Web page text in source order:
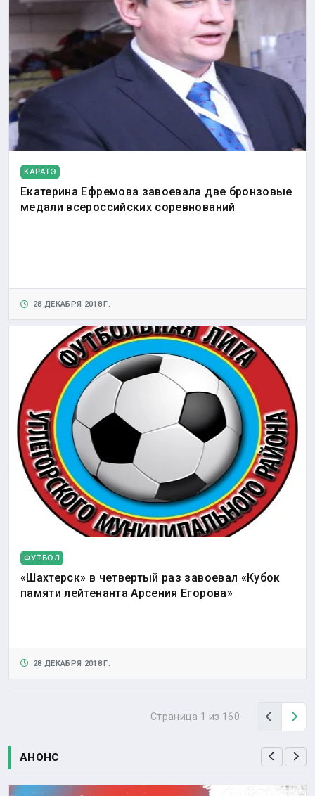
КАРАТЭ
Екатерина Ефремова завоевала две бронзовые
медали всероссийских соревнований
28 ДЕКАБРЯ 2018 Г.
ФУТБОЛ
«Шахтерск» в четвертый раз завоевал «Кубок
памяти лейтенанта Арсения Егорова»
28 ДЕКАБРЯ 2018 Г.
Страница 1 из 160 Назад
АНОНС